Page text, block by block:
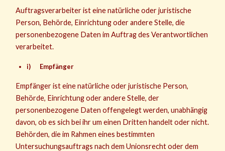
Auftragsverarbeiter ist eine natürliche oder juristische
Person, Behörde, Einrichtung oder andere Stelle, die
personenbezogene Daten im Auftrag des Verantwortlichen
verarbeitet.
i) Empfänger
Empfänger ist eine natürliche oder juristische Person,
Behörde, Einrichtung oder andere Stelle, der
personenbezogene Daten offengelegt werden, unabhängig
davon, ob es sich bei ihr um einen Dritten handelt oder nicht.
Behörden, die im Rahmen eines bestimmten
Untersuchungsauftrags nach dem Unionsrecht oder dem